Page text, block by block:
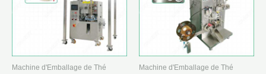
Machine d'Emballage de Thé Machine d'Emballage de Thé